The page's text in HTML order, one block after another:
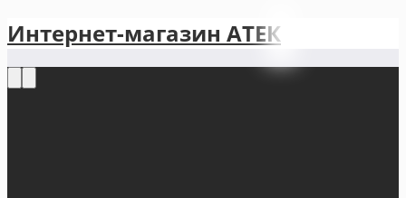
Интернет-магазин АТЕКㅤ